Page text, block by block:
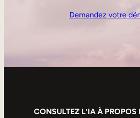
Demandez votre
CONSULTEZ L’IA À PROPOS